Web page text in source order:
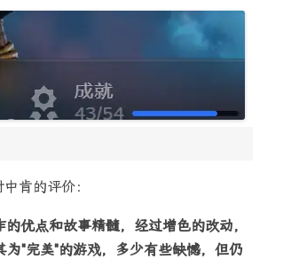
肯的评价：
优点和故事精髓，经过增色的改动，
"完美"的游戏，多少有些缺憾，但仍